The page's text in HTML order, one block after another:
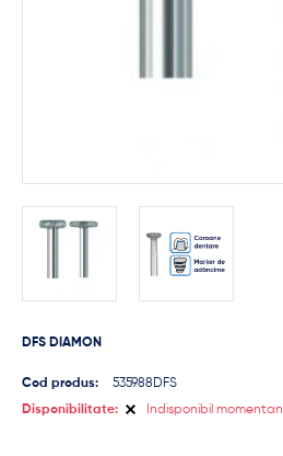
DFS DIAMON
Cod produs:
535988DFS
Disponibilitate:
Indisponibil momentan